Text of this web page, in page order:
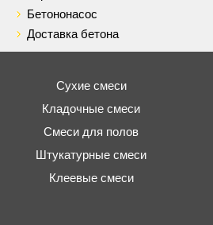
Бетононасос
Доставка бетона
Сухие смеси
Кладочные смеси
Смеси для полов
Штукатурные смеси
Клеевые смеси